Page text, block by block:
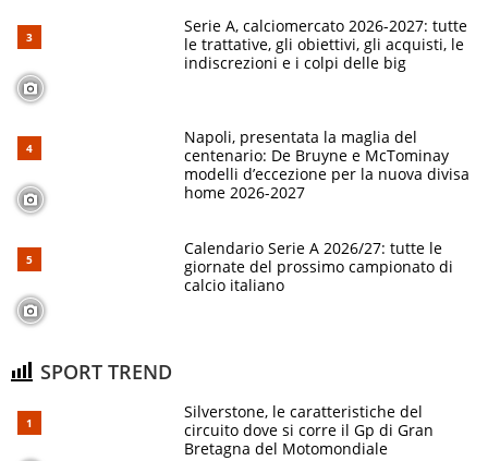
Serie A, calciomercato 2026-2027: tutte
le trattative, gli obiettivi, gli acquisti, le
indiscrezioni e i colpi delle big
Napoli, presentata la maglia del
centenario: De Bruyne e McTominay
modelli d’eccezione per la nuova divisa
home 2026-2027
Calendario Serie A 2026/27: tutte le
giornate del prossimo campionato di
calcio italiano
SPORT TREND
Silverstone, le caratteristiche del
circuito dove si corre il Gp di Gran
Bretagna del Motomondiale